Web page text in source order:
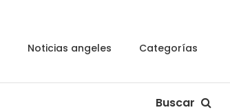
noticias angeles categorías
Buscar